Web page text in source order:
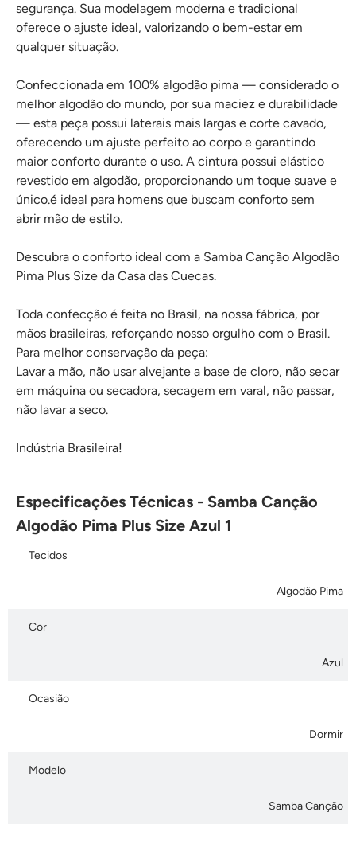
segurança. Sua modelagem moderna e tradicional
oferece o ajuste ideal, valorizando o bem-estar em
qualquer situação.
Confeccionada em 100% algodão pima — considerado o
melhor algodão do mundo, por sua maciez e durabilidade
— esta peça possui laterais mais largas e corte cavado,
oferecendo um ajuste perfeito ao corpo e garantindo
maior conforto durante o uso. A cintura possui elástico
revestido em algodão, proporcionando um toque suave e
único.é ideal para homens que buscam conforto sem
abrir mão de estilo.
Descubra o conforto ideal com a Samba Canção Algodão
Pima Plus Size da Casa das Cuecas.
Toda confecção é feita no Brasil, na nossa fábrica, por
mãos brasileiras, reforçando nosso orgulho com o Brasil.
Para melhor conservação da peça:
Lavar a mão, não usar alvejante a base de cloro, não secar
em máquina ou secadora, secagem em varal, não passar,
não lavar a seco.
Indústria Brasileira!
Especificações Técnicas - Samba Canção
Algodão Pima Plus Size Azul 1
Tecidos
Algodão Pima
Cor
Azul
Ocasião
Dormir
Modelo
Samba Canção